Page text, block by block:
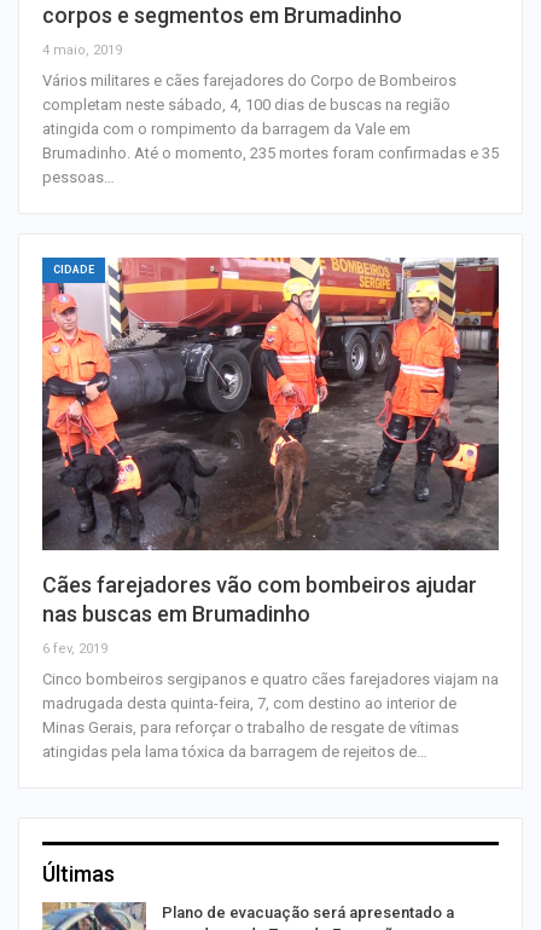
corpos e segmentos em Brumadinho
4 maio, 2019
Vários militares e cães farejadores do Corpo de Bombeiros
completam neste sábado, 4, 100 dias de buscas na região
atingida com o rompimento da barragem da Vale em
Brumadinho. Até o momento, 235 mortes foram confirmadas e 35
pessoas…
CIDADE
Cães farejadores vão com bombeiros ajudar
nas buscas em Brumadinho
6 fev, 2019
Cinco bombeiros sergipanos e quatro cães farejadores viajam na
madrugada desta quinta-feira, 7, com destino ao interior de
Minas Gerais, para reforçar o trabalho de resgate de vítimas
atingidas pela lama tóxica da barragem de rejeitos de…
Últimas
Plano de evacuação será apresentado a